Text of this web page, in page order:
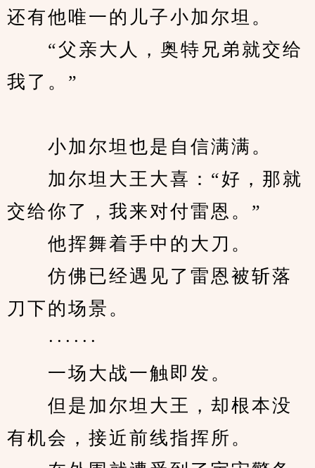
还有他唯一的儿子小加尔坦。
“父亲大人，奥特兄弟就交给
我了。”
小加尔坦也是自信满满。
加尔坦大王大喜：“好，那就
交给你了，我来对付雷恩。”
他挥舞着手中的大刀。
仿佛已经遇见了雷恩被斩落
刀下的场景。
······
一场大战一触即发。
但是加尔坦大王，却根本没
有机会，接近前线指挥所。